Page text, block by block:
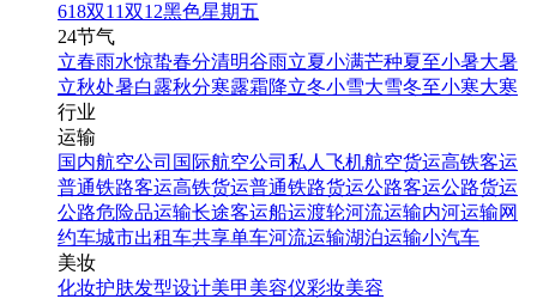
618双11双12黑色星期五
24节气
立春雨水惊蛰春分清明谷雨立夏小满芒种夏至小暑大暑
立秋处暑白露秋分寒露霜降立冬小雪大雪冬至小寒大寒
行业
运输
国内航空公司 国际航空公司 私人飞机航空货运高铁客运
普通铁路客运高铁货运普通铁路货运公路客运公路货运
公路危险品运输长途客运船运渡轮河流运输内河运输网
约车城市出租车共享单车河流运输湖泊运输小汽车
美妆
化妆护肤发型设计美甲 美容仪彩妆美容